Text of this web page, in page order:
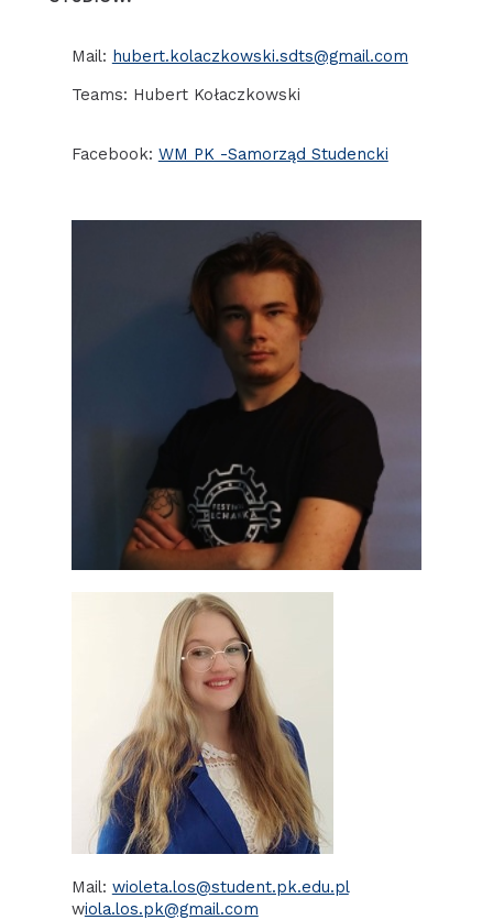
Mail: hubert.kolaczkowski.sdts@gmail.com
Teams: Hubert Kołaczkowski
Facebook: WM PK -Samorząd Studencki
Mail: wioleta.los@student.pk.edu.pl
wiola.los.pk@gmail.com